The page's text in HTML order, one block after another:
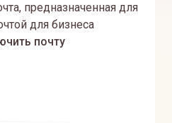
предназначенная для
для бизнеса
почту